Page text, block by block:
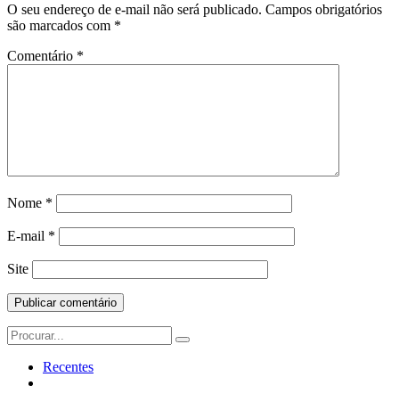
O seu endereço de e-mail não será publicado. Campos obrigatórios
são marcados com *
Comentário *
Nome *
E-mail *
Site
Search
for:
Recentes